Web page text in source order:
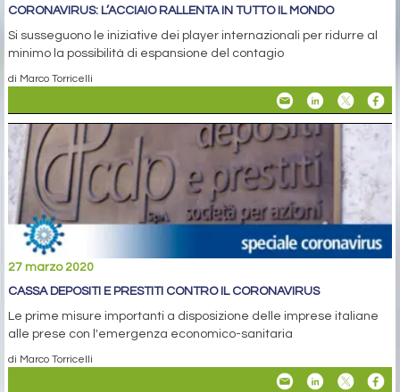
CORONAVIRUS: L’ACCIAIO RALLENTA IN TUTTO IL MONDO
Si susseguono le iniziative dei player internazionali per ridurre al
minimo la possibilità di espansione del contagio
di Marco Torricelli
27 marzo 2020
CASSA DEPOSITI E PRESTITI CONTRO IL CORONAVIRUS
Le prime misure importanti a disposizione delle imprese italiane
alle prese con l'emergenza economico-sanitaria
di Marco Torricelli